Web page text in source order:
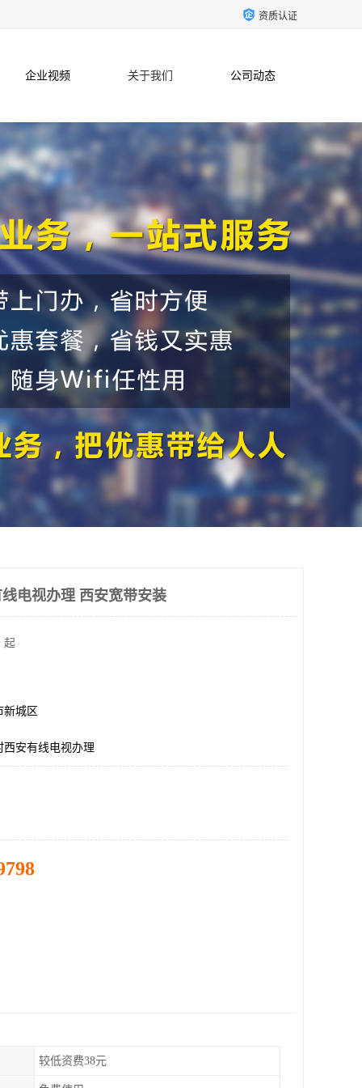
资质认证
企业视频 关于我们 公司动态
联系方式
电视办理 西安宽带安装
起
新城区
西安有线电视办理
较低资费38元